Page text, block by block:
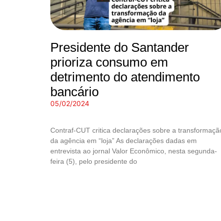
Presidente do Santander
prioriza consumo em
detrimento do atendimento
bancário
05/02/2024
Contraf-CUT critica declarações sobre a
da agência em “loja” As declarações dadas em
entrevista ao jornal Valor Econômico, nesta segunda-
feira (5), pelo presidente do